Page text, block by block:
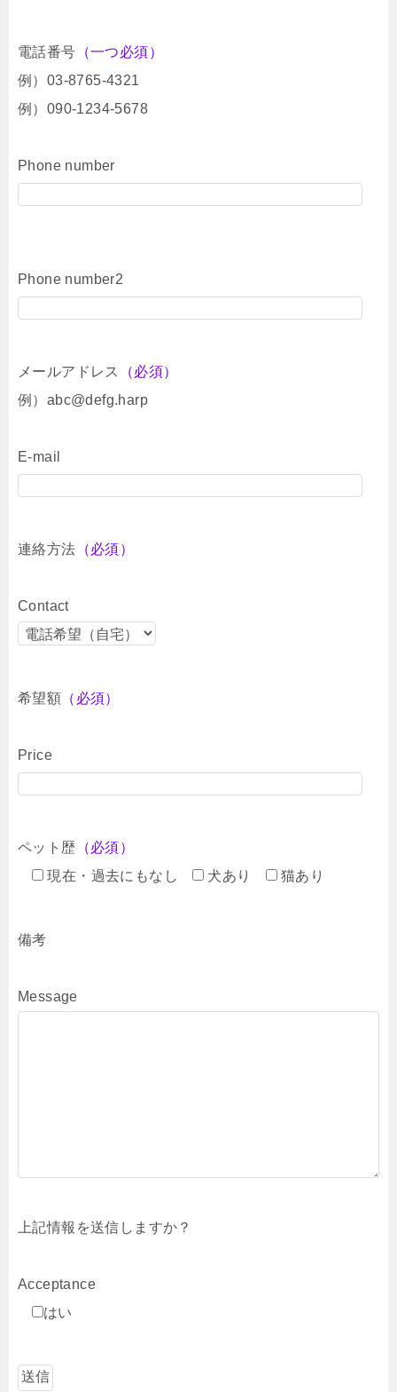
電話番号 （一つ必須）
例）03-8765-4321
例）090-1234-5678
Phone number
Phone number2
メールアドレス
（必須）
例）abc@defg.harp
E-mail
連絡方法 （必須）
Contact
希望額 （必須）
Price
ペット歴 （必須）
現在・過去にもなし
犬あり 猫あり
備考
Message
上記情報を送信しますか？
Acceptance
はい